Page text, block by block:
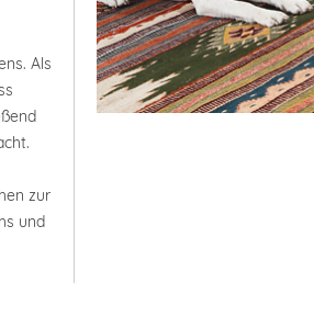
Als
zur
und